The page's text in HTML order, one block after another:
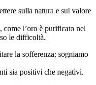
sulla natura e sul valore
come l’oro è purificato nel
le difficoltà.
la sofferenza; sogniamo
sia positivi che negativi.